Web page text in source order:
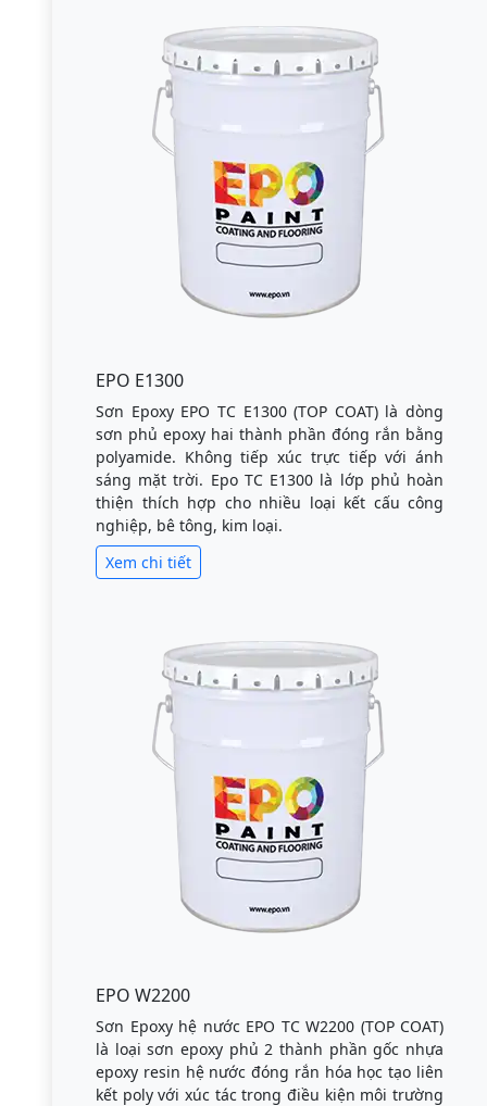
EPO E1300
Sơn Epoxy EPO TC E1300 (TOP COAT) là dòng
sơn phủ epoxy hai thành phần đóng rắn bằng
polyamide. Không tiếp xúc trực tiếp với ánh
sáng mặt trời. Epo TC E1300 là lớp phủ hoàn
thiện thích hợp cho nhiều loại kết cấu công
nghiệp, bê tông, kim loại.
Xem chi tiết
EPO W2200
Sơn Epoxy hệ nước EPO TC W2200 (TOP COAT)
là loại sơn epoxy phủ 2 thành phần gốc nhựa
epoxy resin hệ nước đóng rắn hóa học tạo liên
kết poly với xúc tác trong điều kiện môi trường